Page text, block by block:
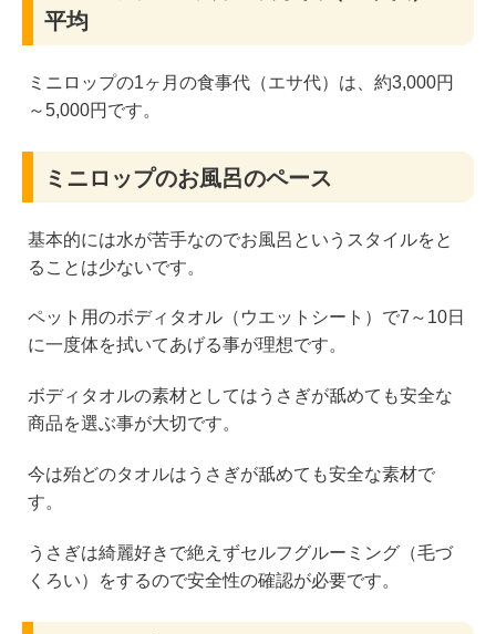
平均
ミニロップの1ヶ月の食事代（エサ代）は、約3,000円
～5,000円です。
ミニロップのお風呂のペース
基本的には水が苦手なのでお風呂というスタイルをと
ることは少ないです。
ペット用のボディタオル（ウエットシート）で7～10日
に一度体を拭いてあげる事が理想です。
ボディタオルの素材としてはうさぎが舐めても安全な
商品を選ぶ事が大切です。
今は殆どのタオルはうさぎが舐めても安全な素材で
す。
うさぎは綺麗好きで絶えずセルフグルーミング（毛づ
くろい）をするので安全性の確認が必要です。